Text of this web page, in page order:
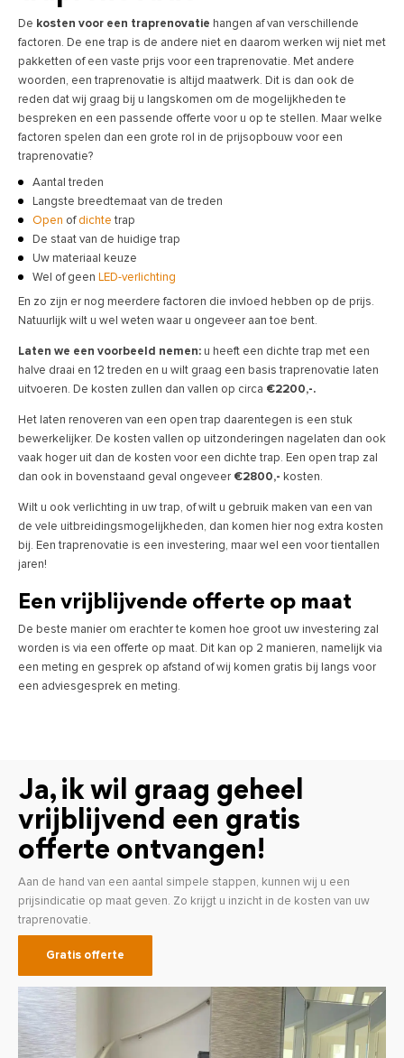
De kosten voor een traprenovatie hangen af van verschillende
factoren. De ene trap is de andere niet en daarom werken wij niet met
pakketten of een vaste prijs voor een traprenovatie. Met andere
woorden, een traprenovatie is altijd maatwerk. Dit is dan ook de
reden dat wij graag bij u langskomen om de mogelijkheden te
bespreken en een passende offerte voor u op te stellen. Maar welke
factoren spelen dan een grote rol in de prijsopbouw voor een
traprenovatie?
Aantal treden
Langste breedtemaat van de treden
Open of dichte trap
De staat van de huidige trap
Uw materiaal keuze
Wel of geen
LED-verlichting
En zo zijn er nog meerdere factoren die invloed hebben op de prijs.
Natuurlijk wilt u wel weten waar u ongeveer aan toe bent.
Laten we een voorbeeld nemen: u heeft een dichte trap met een
halve draai en 12 treden en u wilt graag een basis traprenovatie laten
uitvoeren. De kosten zullen dan vallen op circa €2200,-.
Het laten renoveren van een open trap daarentegen is een stuk
bewerkelijker. De kosten vallen op uitzonderingen nagelaten dan ook
vaak hoger uit dan de kosten voor een dichte trap. Een open trap zal
dan ook in bovenstaand geval ongeveer €2800,- kosten.
Wilt u ook verlichting in uw trap, of wilt u gebruik maken van een van
de vele uitbreidingsmogelijkheden, dan komen hier nog extra kosten
bij. Een traprenovatie is een investering, maar wel een voor tientallen
jaren!
Een vrijblijvende offerte op maat
De beste manier om erachter te komen hoe groot uw investering zal
worden is via een offerte op maat. Dit kan op 2 manieren, namelijk via
een meting en gesprek op afstand of wij komen gratis bij langs voor
een adviesgesprek en meting.
Ja, ik wil graag geheel
vrijblijvend een gratis
offerte ontvangen!
Aan de hand van een aantal simpele stappen, kunnen wij u een
prijsindicatie op maat geven. Zo krijgt u inzicht in de kosten van uw
traprenovatie.
Gratis offerte